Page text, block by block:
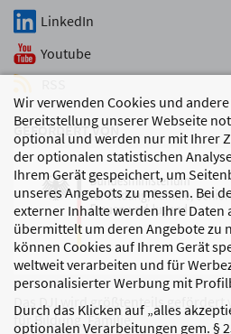
Wir verwenden Cookies und
Bereitstellung unserer Webseite
optional und werden nur mit Ihrer
der optionalen statistischen
Ihrem Gerät gespeichert, um
unseres Angebots zu messen. Bei
externer Inhalte werden Ihre
übermittelt um deren Angebote zu
können Cookies auf Ihrem Gerät
weltweit verarbeiten und für
personalisierter Werbung mit
Durch das Klicken auf „alles
optionalen Verarbeitungen gem. §
LinkedIn
Youtube
GEFÖRDERT VON
Das DJI wird größtenteils gefördert
für Bildung, Familie,